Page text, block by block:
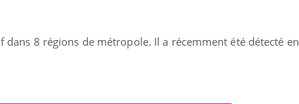
8 régions de métropole. Il a récemment été détecté en